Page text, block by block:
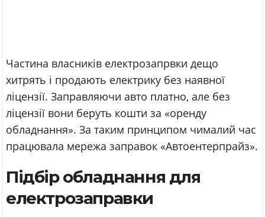
Частина власників електрозапрвки дещо
хитрять і продають електрику без наявної
ліцензії. Заправляючи авто платно, але без
ліцензії вони беруть кошти за «оренду
обладнання». За таким принципом чималий час
працювала мережа заправок «Автоентерпрайз».
Підбір обладнання для
електрозаправки